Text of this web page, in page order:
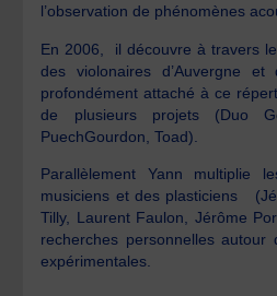
l’observation de phénomènes
En 2006, il découvre à travers
des violonaires d’Auvergne
profondément attaché à ce
de plusieurs projets (Duo
PuechGourdon, Toad).
Parallèlement Yann multiplie
musiciens et des plasticiens
Tilly, Laurent Faulon, Jérôme
recherches personnelles
expérimentales.